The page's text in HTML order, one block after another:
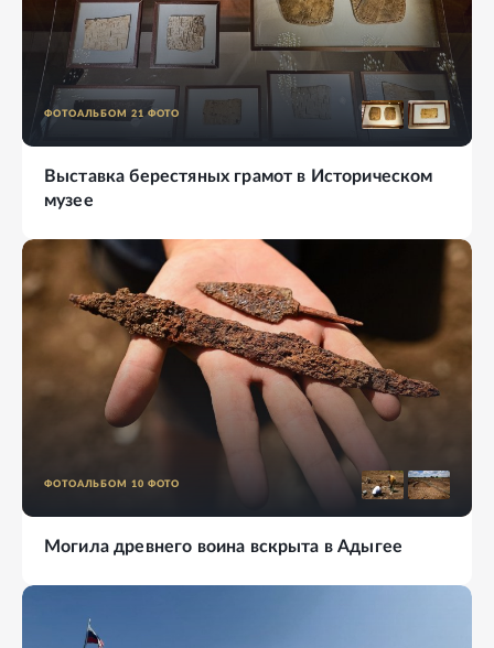
ФОТОАЛЬБОМ 21 ФОТО
Выставка берестяных грамот в Историческом
музее
ФОТОАЛЬБОМ 10 ФОТО
Могила древнего воина вскрыта в Адыгее